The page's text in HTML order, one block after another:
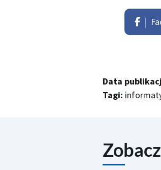
Data
Tagi: